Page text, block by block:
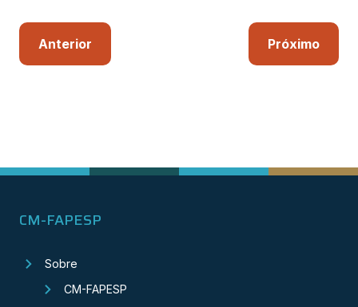
Anterior Próximo
CM-FAPESP
Sobre
CM-FAPESP